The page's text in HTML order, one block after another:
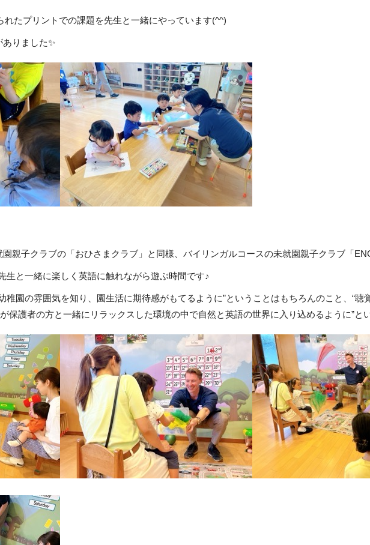
れたプリントでの課題を先生と一緒にやっています(^^)
りました✨
親子クラブの「おひさまクラブ」と同様、バイリンガルコースの未就園親子クラブ「
生と一緒に楽しく英語に触れながら遊ぶ時間です♪
稚園の雰囲気を知り、園生活に期待感がもてるように”ということはもちろんのこと、“
保護者の方と一緒にリラックスした環境の中で自然と英語の世界に入り込めるように”と